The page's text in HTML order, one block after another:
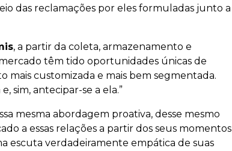
das reclamações por eles formuladas junto a
, a partir da coleta, armazenamento e
têm tido oportunidades únicas de
mais customizada e mais bem segmentada.
sim, antecipar-se a ela.”
mesma abordagem proativa, desse mesmo
a essas relações a partir dos seus momentos
escuta verdadeiramente empática de suas